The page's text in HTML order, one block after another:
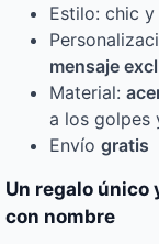
Estilo: chic
mensaje
Material:
a los golpes
Envío gratis
Un regalo único
con nombre